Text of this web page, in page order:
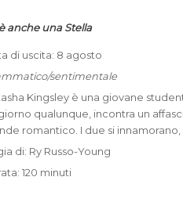
anche una Stella
di uscita: 8 agosto
sentimentale
Kingsley è una giovane
qualunque, incontra un
romantico. I due si
di: Ry Russo-Young
120 minuti